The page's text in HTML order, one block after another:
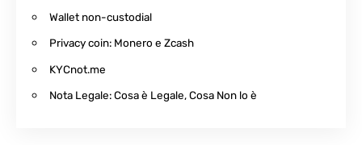
Wallet non-custodial
Privacy coin: Monero e Zcash
KYCnot.me
Nota Legale: Cosa è Legale, Cosa Non lo è